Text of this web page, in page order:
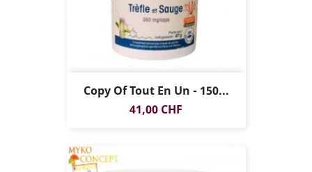
Copy Of Tout En Un - 150...
Prezzo
41,00 CHF